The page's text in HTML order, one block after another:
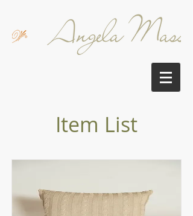
Item List